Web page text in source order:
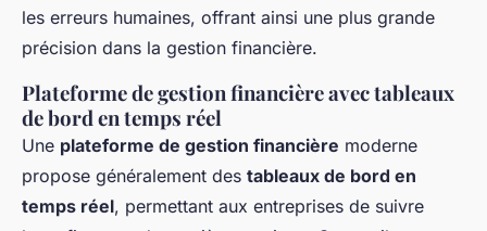
les erreurs humaines, offrant ainsi une plus grande
précision dans la gestion financière.
Plateforme de gestion financière avec tableaux
de bord en temps réel
Une plateforme de gestion financière moderne
propose généralement des tableaux de bord en
temps réel, permettant aux entreprises de suivre